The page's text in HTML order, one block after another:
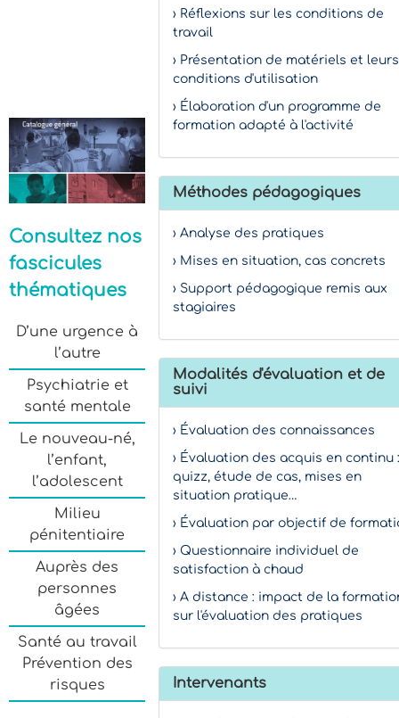
Consultez nos
fascicules
thématiques
D’une urgence à
l’autre
Psychiatrie et
santé mentale
Le nouveau-né,
l’enfant,
l’adolescent
Milieu
pénitentiaire
Auprès des
personnes
âgées
Santé au travail
Prévention des
risques
› Réflexions sur les conditions de
travail
› Présentation de matériels et leurs
conditions d'utilisation
› Élaboration d'un programme de
formation adapté à l'activité
Méthodes pédagogiques
› Analyse des pratiques
› Mises en situation, cas concrets
› Support pédagogique remis aux
stagiaires
Modalités d'évaluation et de
suivi
› Évaluation des connaissances
› Évaluation des acquis en continu :
quizz, étude de cas, mises en
situation pratique…
› Évaluation par objectif de
› Questionnaire individuel de
satisfaction à chaud
› A distance : impact de la
sur l'évaluation des pratiques
Intervenants